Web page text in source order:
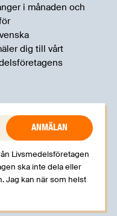
i månaden och
dig till vårt
Livsmedelsföretagen
ska inte dela eller
Jag kan när som helst